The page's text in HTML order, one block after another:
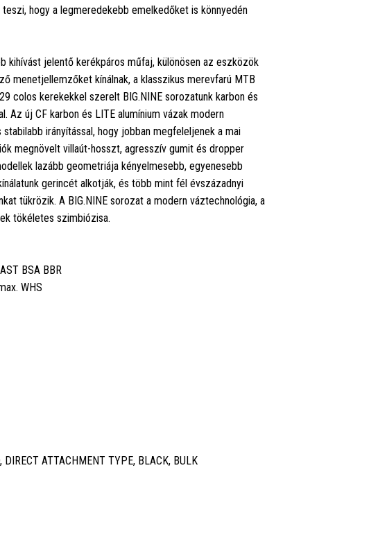
hogy a legmeredekebb emelkedőket is könnyedén
kihívást jelentő kerékpáros műfaj, különösen az eszközök
menetjellemzőket kínálnak, a klasszikus merevfarú MTB
colos kerekekkel szerelt BIG.NINE sorozatunk karbon és
Az új CF karbon és LITE alumínium vázak modern
irányítással, hogy jobban megfeleljenek a mai
megnövelt villaút-hosszt, agresszív gumit és dropper
lazább geometriája kényelmesebb, egyenesebb
gerincét alkotják, és több mint fél évszázadnyi
tükrözik. A BIG.NINE sorozat a modern váztechnológia, a
tökéletes szimbiózisa.
BSA BBR
WHS
ATTACHMENT TYPE, BLACK, BULK